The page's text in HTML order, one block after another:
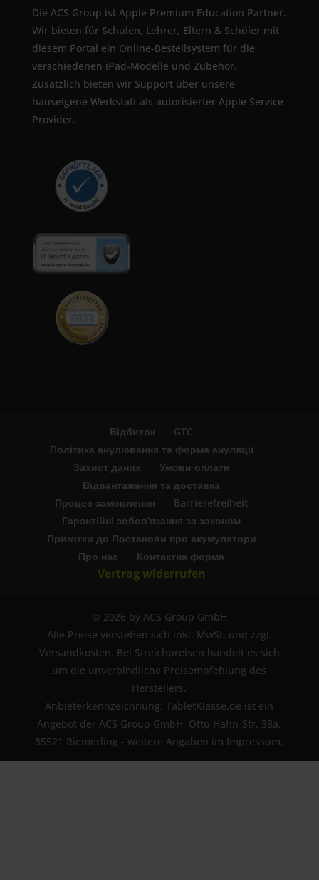
Die ACS Group ist Apple Premium Education Partner.
Wir bieten für Schulen, Lehrer, Eltern & Schüler mit
diesem Portal ein Online-Bestellsystem für die
verschiedenen iPad-Modelle und Zubehör.
Zusätzlich bieten wir Support über unsere
hauseigene Werkstatt als autorisierter Apple Service
Provider.
Відбиток
GTC
Політика анулювання та форма ануляції
Захист даних
Умови оплати
Відвантаження та доставка
Процес замовлення
Barrierefreiheit
Гарантійні зобов'язання за законом
Примітки до Постанови про акумулятори
Про нас
Контактна форма
Vertrag widerrufen
© 2026 by ACS Group GmbH
Alle Preise verstehen sich inkl. MwSt. und zzgl.
Versandkosten. Bei Streichpreisen handelt es sich
um die unverbindliche Preisempfehlung des
Herstellers.
Anbieterkennzeichnung: TabletKlasse.de ist ein
Angebot der ACS Group GmbH, Otto-Hahn-Str. 38a,
85521 Riemerling - weitere Angaben im Impressum.